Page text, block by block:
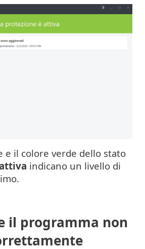
e il colore verde dello stato
indicano un livello di
il programma non